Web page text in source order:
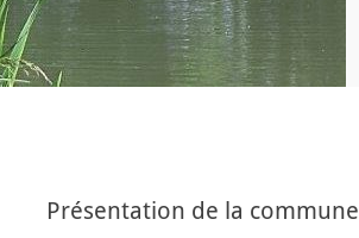
Présentation de la commune